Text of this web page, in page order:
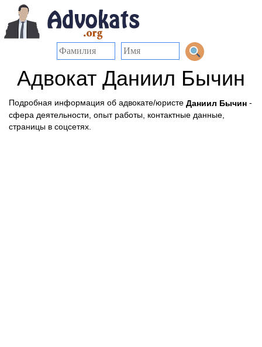
Адвокат Даниил Бычин
Подробная информация об адвокате/юристе Даниил Бычин -
сфера деятельности, опыт работы, контактные данные,
страницы в соцсетях.